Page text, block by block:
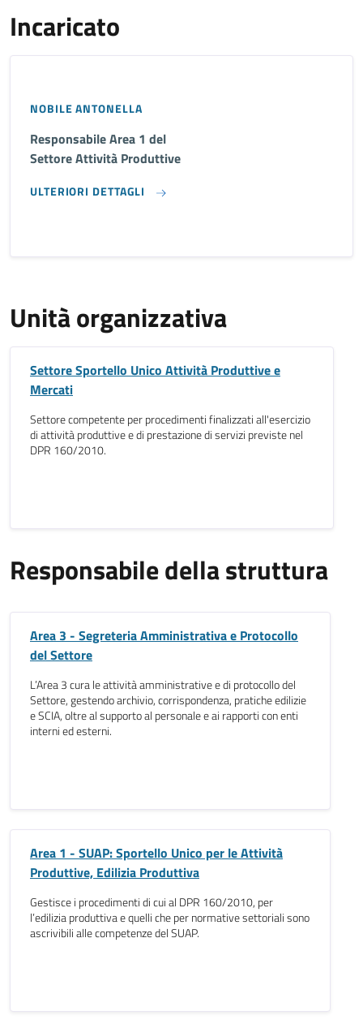
Incaricato
NOBILE ANTONELLA
Responsabile Area 1 del
Settore Attività Produttive
ULTERIORI DETTAGLI
Unità organizzativa
Settore Sportello Unico Attività Produttive e
Mercati
Settore competente per procedimenti finalizzati all'esercizio
di attività produttive e di prestazione di servizi previste nel
DPR 160/2010.
Responsabile della struttura
Area 3 - Segreteria Amministrativa e Protocollo
del Settore
L’Area 3 cura le attività amministrative e di protocollo del
Settore, gestendo archivio, corrispondenza, pratiche edilizie
e SCIA, oltre al supporto al personale e ai rapporti con enti
interni ed esterni.
Area 1 - SUAP: Sportello Unico per le Attività
Produttive, Edilizia Produttiva
Gestisce i procedimenti di cui al DPR 160/2010, per
l’edilizia produttiva e quelli che per normative settoriali sono
ascrivibili alle competenze del SUAP.